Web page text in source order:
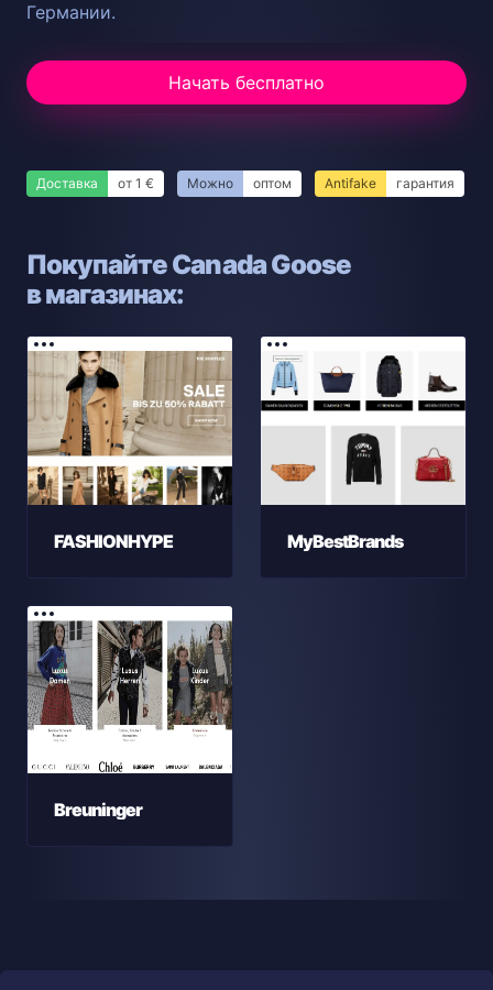
Германии.
Начать бесплатно
Доставка от 1 € Можно оптом Antifake гарантия
Покупайте Canada Goose
в магазинах:
FASHIONHYPE MyBestBrands
Breuninger